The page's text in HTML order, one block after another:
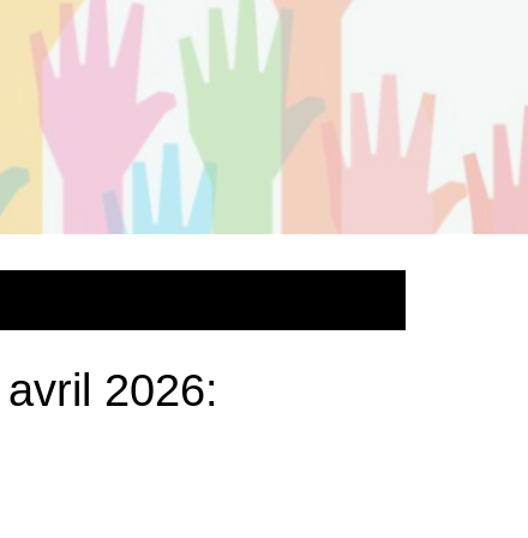
2026: